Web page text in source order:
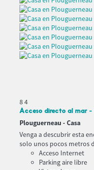
84
Acceso directo al mar -
Plouguerneau - Casa
Venga a descubrir esta
solo unos pocos metros
Acceso Internet
Parking aire libre